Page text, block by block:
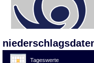
Tageswerte